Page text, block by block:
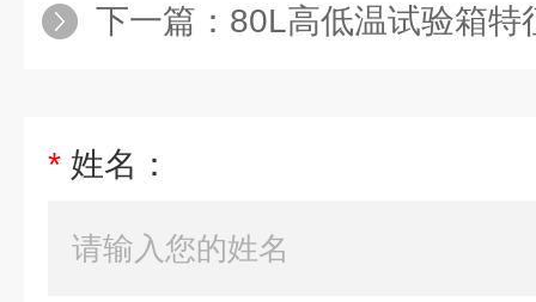
下一篇： 80L高低温试验箱特
* 姓名：